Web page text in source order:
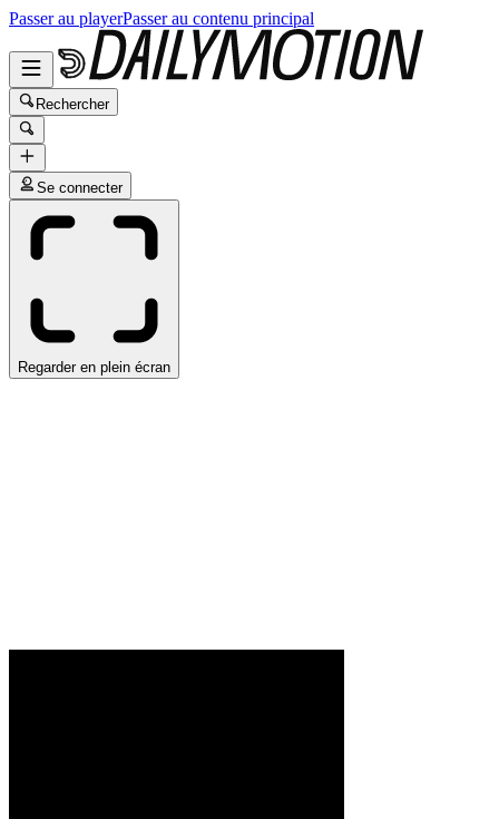
Passer au playerPasser au contenu principal
Rechercher
Se connecter
Regarder en plein écran